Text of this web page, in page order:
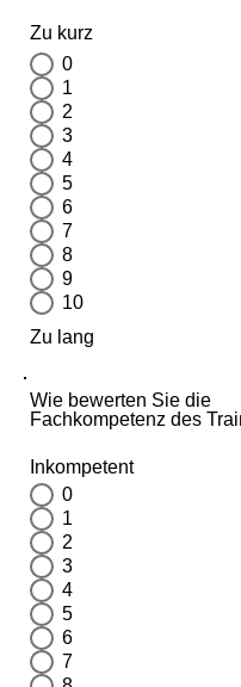
0
1
2
3
4
5
6
7
8
9
10
Zu kurz
Zu lang
Wie bewerten Sie die
Fachkompetenz des
0
1
2
3
4
5
6
7
Inkompetent